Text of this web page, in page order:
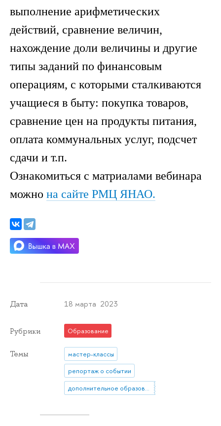
выполнение арифметических
действий, сравнение величин,
нахождение доли величины и другие
типы заданий по финансовым
операциям, с которыми сталкиваются
учащиеся в быту: покупка товаров,
сравнение цен на продукты питания,
оплата коммунальных услуг, подсчет
сдачи и т.п.
Ознакомиться с матриалами вебинара
можно на сайте РМЦ ЯНАО.
Дата 18 марта 2023
Рубрики Образование
Темы
мастер-классы
репортаж о событии
дополнительное образование